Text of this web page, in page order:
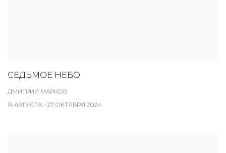
СЕДЬМОЕ НЕБО
ДМИТРИЙ МАРКОВ
16 АВГУСТА - 27 ОКТЯБРЯ 2024